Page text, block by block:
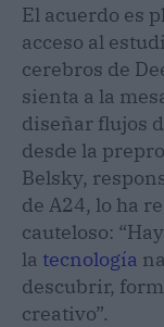
El acuerdo es
acceso al
cerebros de
sienta a la
diseñar flujos
desde la
Belsky,
de A24, lo ha
cauteloso:
la tecnología
descubrir,
creativo”.